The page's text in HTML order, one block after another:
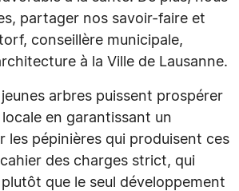
partager nos savoir-faire et
conseillère municipale,
à la Ville de Lausanne.
arbres puissent prospérer
en garantissant un
les pépinières qui produisent ces
des charges strict, qui
que le seul développement